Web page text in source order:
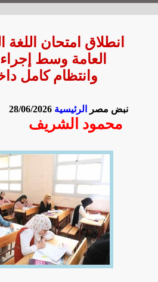
انطلاق امتحان اللغة
العامة وسط
وانتظام كامل
نبض مصر الرئيسية 28/06/2026
محمود الشريف